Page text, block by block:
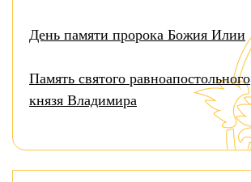
День памяти пророка Божия Илии
Память святого равноапостольного
князя Владимира